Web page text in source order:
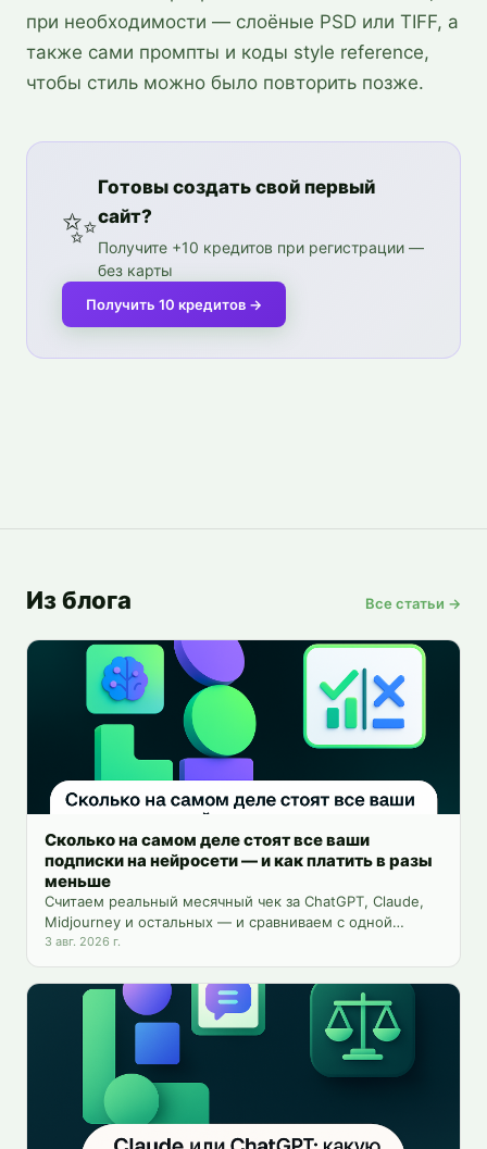
при необходимости — слоёные PSD или TIFF, а
также сами промпты и коды style reference,
чтобы стиль можно было повторить позже.
✨
Готовы создать свой первый
сайт?
Получите +10 кредитов при регистрации —
без карты
Получить 10 кредитов →
Из блога Все статьи →
Сколько на самом деле стоят все ваши
подписки на нейросети — и как платить в разы
меньше
Считаем реальный месячный чек за ChatGPT, Claude,
Midjourney и остальных — и сравниваем с одной
платформой на 25+ инструментов.
3 авг. 2026 г.